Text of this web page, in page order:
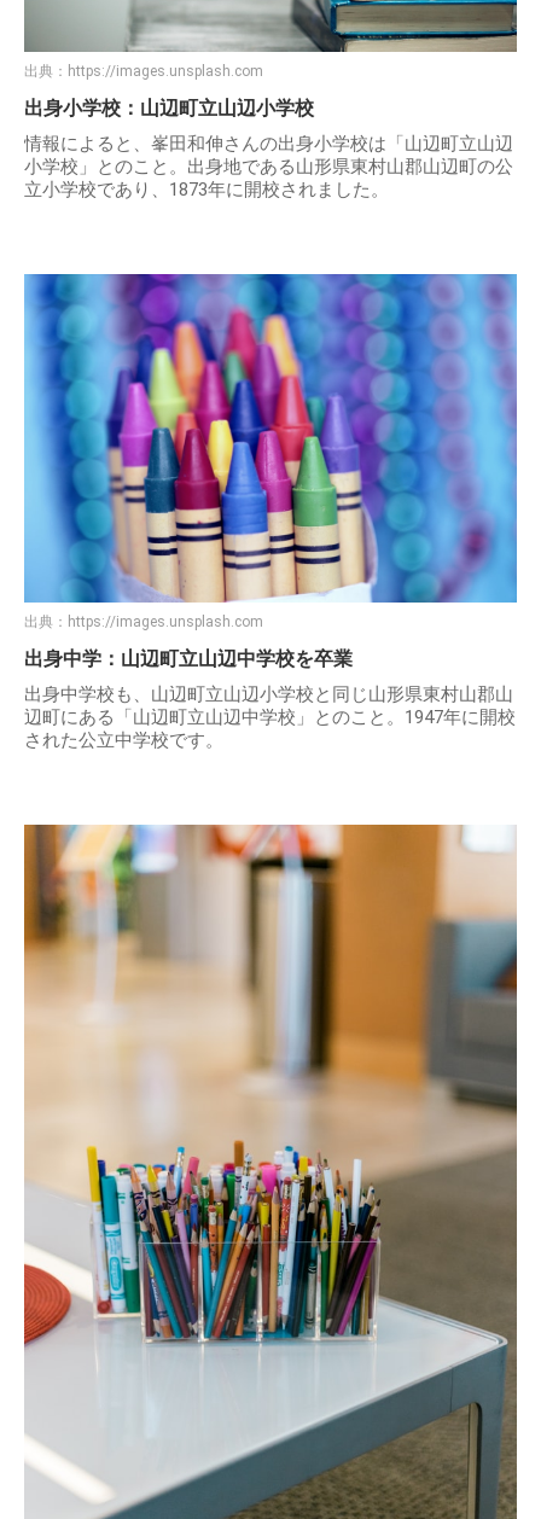
出典： https://images.unsplash.com
出身小学校：山辺町立山辺小学校
情報によると、峯田和伸さんの出身小学校は「山辺町立山辺
小学校」とのこと。出身地である山形県東村山郡山辺町の公
立小学校であり、1873年に開校されました。
出典： https://images.unsplash.com
出身中学：山辺町立山辺中学校を卒業
出身中学校も、山辺町立山辺小学校と同じ山形県東村山郡山
辺町にある「山辺町立山辺中学校」とのこと。1947年に開校
された公立中学校です。